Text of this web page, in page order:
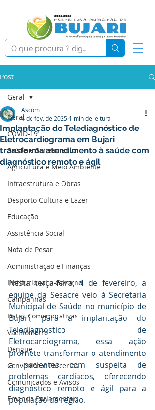
Post
Geral
COVID-19
Saúde e Saneamento
Agricultura e Meio Ambiente
Infraestrutura e Obras
Desporto Cultura e Lazer
Educação
Assistência Social
Nota de Pesar
Administração e Finanças
Institucional e Governo
Campanhas
Datas Comemorativas
Vacinômetro
Dengue
Convênios e Parcerias
Comunicados e Avisos
Emenda Parlamentar
Geral
Implantação do Telediagnóstico de
Eletrocardiograma em Bujari
transforma atendimento à saúde com
diagnóstico remoto e ágil
Ascom
4 de fev. de 2025 1 min de leitura
Nesta terça-feira, 4 de fevereiro, a
equipe da Sesacre veio à Secretaria
Municipal de Saúde no município de
Bujari, para a implantação do
Telediagnóstico de
Eletrocardiograma, essa ação
promete transformar o atendimento
a pacientes com suspeita de
problemas cardíacos, oferecendo
diagnóstico remoto e ágil para a
população da região.